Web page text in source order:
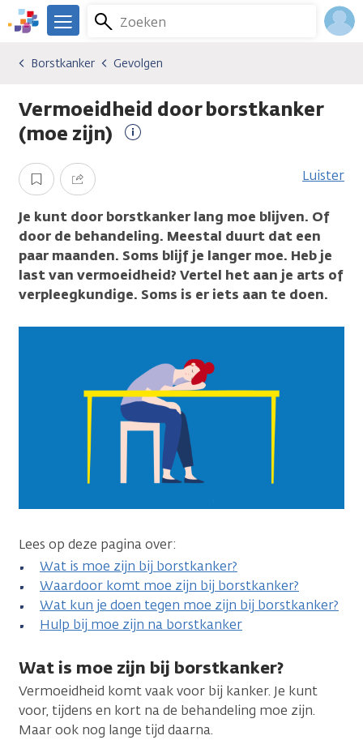
Overslaan
en
gaan
We
er
je.
Kanker.nl
Zoeken
Menu
Kankersoorten
Borstkanker
Gevolgen
Borstkanker Gevolgen
Vermoeidheid door borstkanker
(moe zijn)
Opslaan Delen Luister
Je kunt door borstkanker lang moe blijven. Of
door de behandeling. Meestal duurt dat een
paar maanden. Soms blijf je langer moe. Heb je
last van vermoeidheid? Vertel het aan je arts of
verpleegkundige. Soms is er iets aan te doen.
Lees op deze pagina over:
Wat is moe zijn bij borstkanker?
Waardoor komt moe zijn bij borstkanker?
Wat kun je doen tegen moe zijn bij borstkanker?
Hulp bij moe zijn na borstkanker
Wat is moe zijn bij borstkanker?
Vermoeidheid komt vaak voor bij kanker. Je kunt
voor, tijdens en kort na de behandeling moe zijn.
Maar ook nog lange tijd daarna.